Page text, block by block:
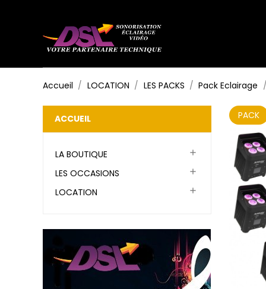
Accueil LOCATION LES PACKS Pack Eclairage
PACK
ACCUEIL
LA BOUTIQUE 
LES OCCASIONS 
LOCATION 